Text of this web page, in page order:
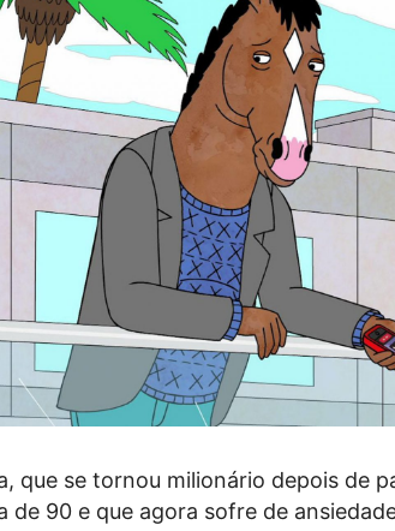
que se tornou milionário depois de
de 90 e que agora sofre de